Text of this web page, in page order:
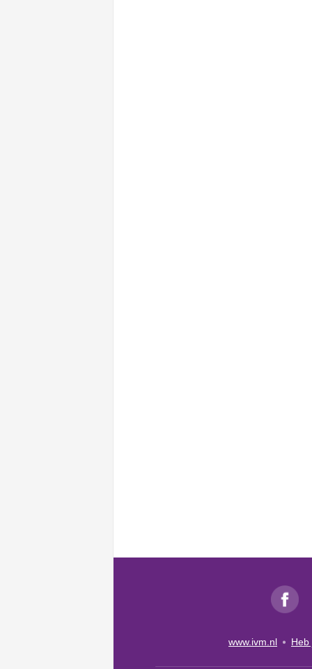
www.ivm.nl Heb